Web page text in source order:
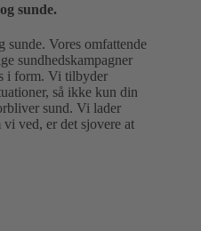
sunde.
Vores omfattende
sundhedskampagner
i form. Vi tilbyder
så ikke kun din
sund. Vi lader
ved, er det sjovere at